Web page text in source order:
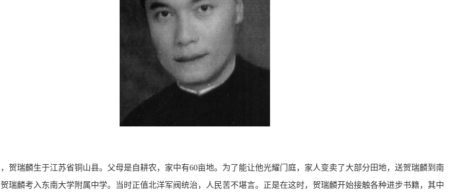
瑞麟生于江苏省铜山县。父母是自耕农，家中有60亩地。为了能让他光耀门庭，家人变卖了大部分田地，送贺瑞麟到南
瑞麟考入东南大学附属中学。当时正值北洋军阀统治，人民苦不堪言。正是在这时，贺瑞麟开始接触各种进步书籍，其中